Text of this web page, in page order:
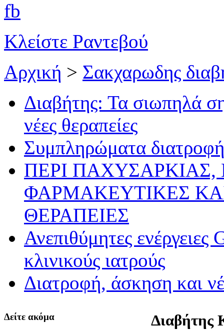
Κλείστε Ραντεβού
Αρχική > Σακχαρωδης
Διαβήτης: Τα σιωπηλά
νέες θεραπείες
Συμπληρώματα
ΠΕΡΙ
ΦΑΡΜΑΚΕΥΤΙΚΕΣ
ΘΕΡΑΠΕΙΕΣ
Ανεπιθύμητες
κλινικούς ιατρούς
Διατροφή, άσκηση και
Διαβήτης
Δείτε ακόμα